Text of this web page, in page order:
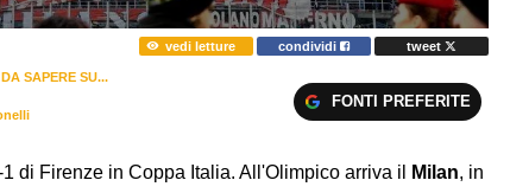
vedi letture condividi tweet
SAPERE SU...
FONTI PREFERITE
di Firenze in Coppa Italia. All'Olimpico arriva il Milan, in